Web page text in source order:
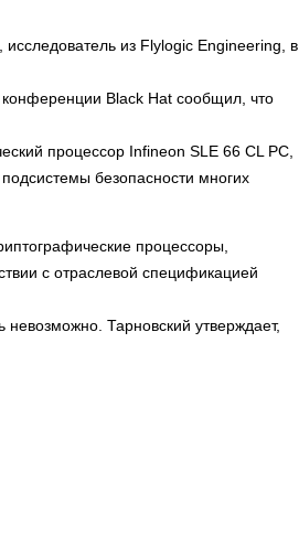
из Flylogic Engineering, в
конференции Black Hat сообщил, что
процессор Infineon SLE 66 CL PC,
безопасности многих
процессоры,
с отраслевой спецификацией
невозможно. Тарновский утверждает,